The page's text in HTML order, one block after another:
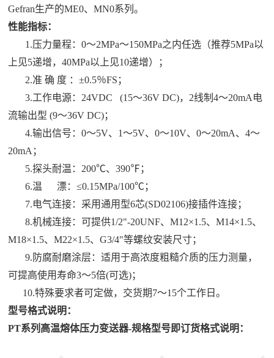
Gefran生产的ME0、MN0系列。
性能指标：
1.压力量程：0～2MPa～150MPa之内任选（推荐5MPa以
上见5递增，40MPa以上见10递增）；
2.准 确 度 ：±0.5％FS；
3.工作电源：24VDC (15～36V DC)，2线制4～20mA电
流输出型 (9～36V DC)；
4.输出信号：0～5V、1～5V、0～10V、0～20mA、4～
20mA；
5.探头耐温：200℃、390℉；
6.温 漂：≤0.15MPa/100℃；
7.电气连接：采用通用型6芯(SD02106)接插件连接；
8.机械连接：可提供1/2"-20UNF、M12×1.5、M14×1.5、
M18×1.5、M22×1.5、G3/4"等螺纹安装尺寸；
9.防腐耐磨涂层：适用于高浓度粗糙介质的压力测量，
可提高使用寿命3～5倍(可选)；
10.特殊要求者可定做，交货期7～15个工作日。
型号格式说明：
PT系列高温熔体压力变送器-规格型号即订货格式说明：